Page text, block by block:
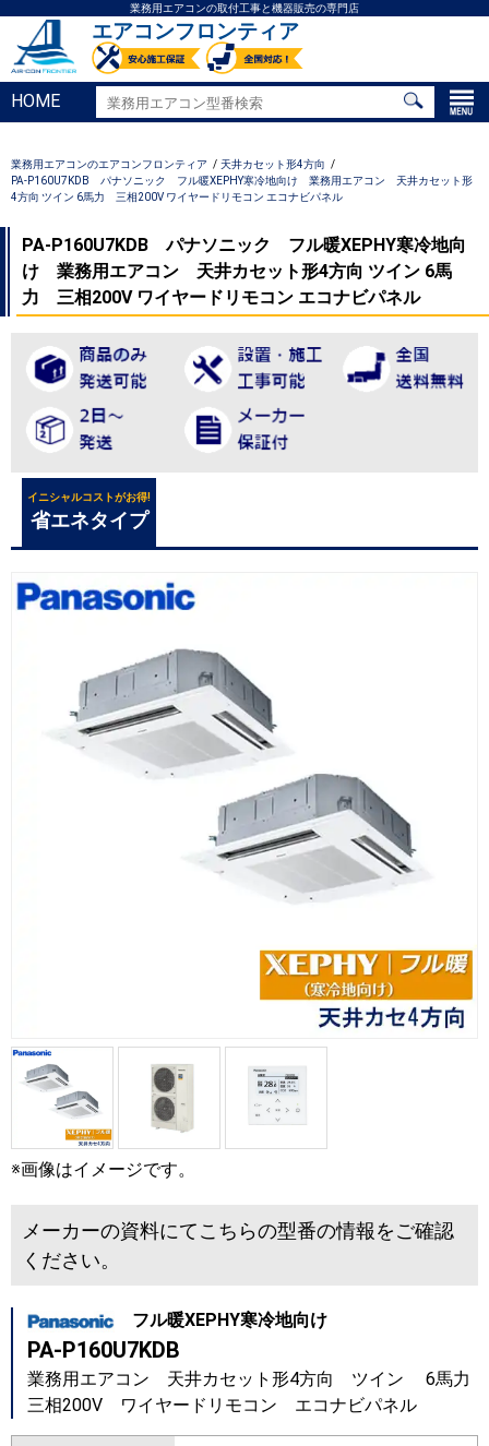
業務用エアコンの取付工事と機器販売の専門店
エアコンフロンティア
HOME
業務用エアコンのエアコンフロンティア
天井カセット形4方向
PA-P160U7KDB パナソニック フル暖XEPHY寒冷地向け 業務用エアコン 天井カセット形
4方向 ツイン 6馬力 三相200V ワイヤードリモコン エコナビパネル
PA-P160U7KDB パナソニック フル暖XEPHY寒冷地向
け 業務用エアコン 天井カセット形4方向 ツイン 6馬
力 三相200V ワイヤードリモコン エコナビパネル
イニシャルコストがお得!
省エネタイプ
※画像はイメージです。
メーカーの資料にてこちらの型番の情報をご確認
ください。
フル暖XEPHY寒冷地向け
PA-P160U7KDB
業務用エアコン 天井カセット形4方向 ツイン 6馬力
三相200V ワイヤードリモコン エコナビパネル